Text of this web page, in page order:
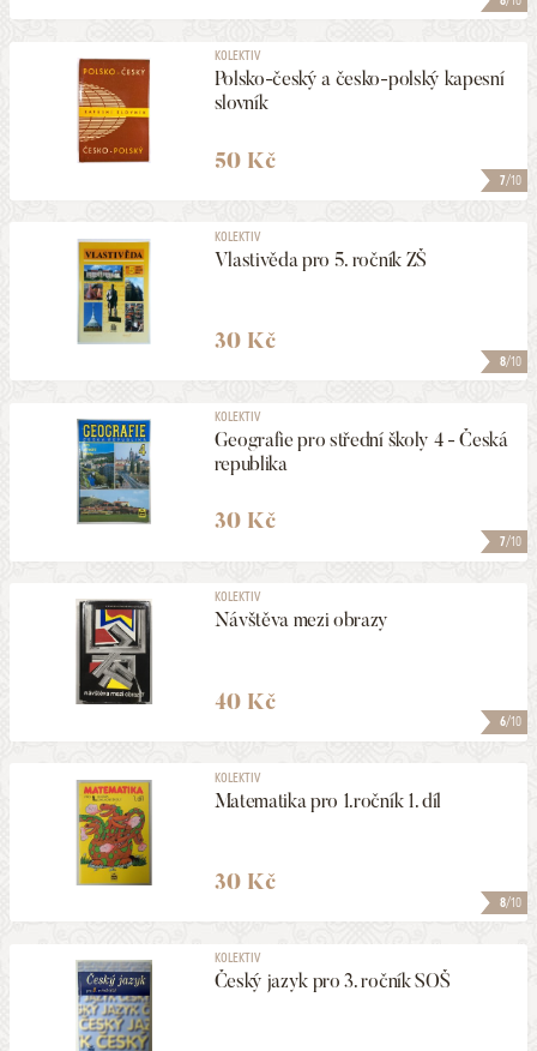
7/10
KOLEKTIV
Polsko-český a česko-polský kapesní
slovník
50 Kč
8/10
KOLEKTIV
Vlastivěda pro 5. ročník ZŠ
30 Kč
7/10
KOLEKTIV
Geografie pro střední školy 4 - Česká
republika
30 Kč
6/10
KOLEKTIV
Návštěva mezi obrazy
40 Kč
8/10
KOLEKTIV
Matematika pro 1.ročník 1. díl
30 Kč
KOLEKTIV
Český jazyk pro 3. ročník SOŠ